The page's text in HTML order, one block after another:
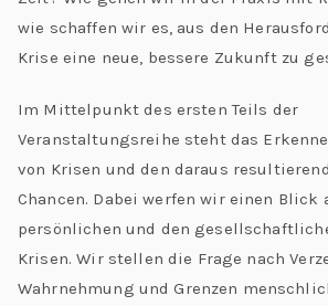
wie schaffen wir es, aus den
Krise eine neue, bessere Zukunft zu
Im Mittelpunkt des ersten Teils der
Veranstaltungsreihe steht das
von Krisen und den daraus
Chancen. Dabei werfen wir einen Blick
persönlichen und den
Krisen. Wir stellen die Frage nach
Wahrnehmung und Grenzen